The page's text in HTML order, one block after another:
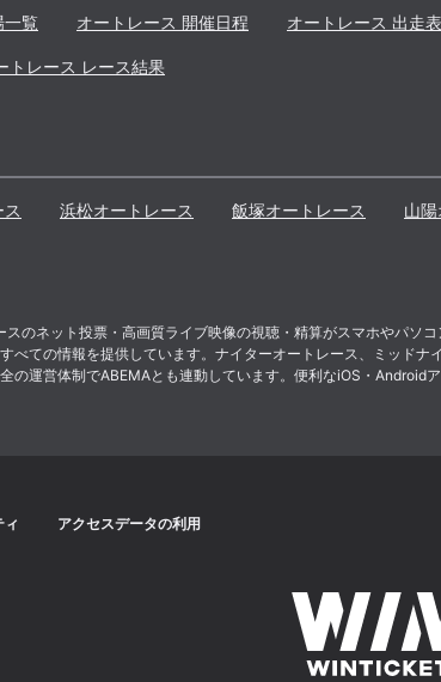
一覧 オートレース 開催日程 オートレース 出走表
トレース レース結果
浜松オートレース 飯塚オートレース 山陽
のネット投票・高画質ライブ映像の視聴・精算がスマホやパ
べての情報を提供しています。ナイターオートレース、ミッドナ
の運営体制でABEMAとも連動しています。便利なiOS・
ィ アクセスデータの利用